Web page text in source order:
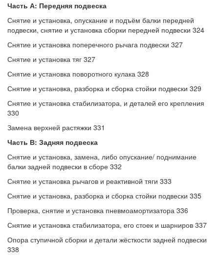
Часть А: Передняя подвеска
Снятие и установка, опускание и подъём балки передней
подвески, снятие и установка сборки передней подвески 324
Снятие и установка поперечного рычага подвески 327
Снятие и установка тяг 327
Снятие и установка поворотного кулака 328
Снятие и установка, разборка и сборка стойки подвески 329
Снятие и установка стабилизатора, и деталей его крепления
330
Замена верхней растяжки 331
Часть В: Задняя подвеска
Снятие и установка, замена, либо опускание/ поднимание
балки задней подвески в сборе 332
Снятие и установка рычагов и реактивной тяги 333
Снятие и установка, разборка и сборка стойки подвески 335
Проверка, снятие и установка пневмоамортизатора 336
Снятие и установка стабилизатора, его стоек и шарниров 337
Опора ступичной сборки и детали жёсткости задней подвески
338